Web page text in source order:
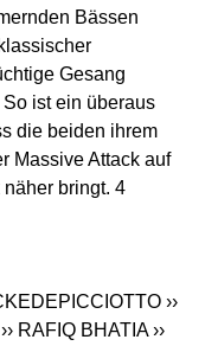
Bässen
Gesang
ist ein überaus
die beiden ihrem
Massive Attack auf
bringt. 4
››
›› RAFIQ BHATIA ››